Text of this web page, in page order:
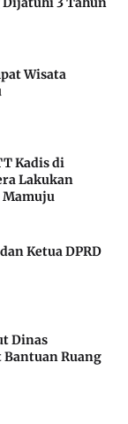
Wisata
Kadis di
Lakukan
Mamuju
Ketua DPRD
Dinas
Ruang